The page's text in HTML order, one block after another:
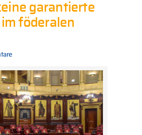
garantierte
föderalen